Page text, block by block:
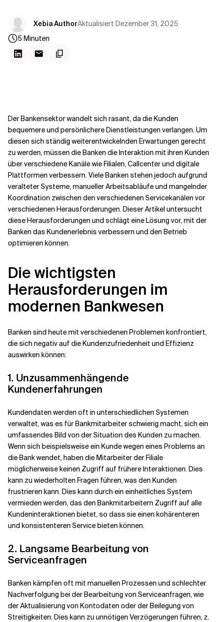
Verwandte Themen
Xebia AuthorAktualisiert Dezember 31, 2025
5 Minuten
Der Bankensektor wandelt sich rasant, da die Kunden
bequemere und persönlichere Dienstleistungen verlangen. Um
diesen sich ständig weiterentwickelnden Erwartungen gerecht
zu werden, müssen die Banken die Interaktion mit ihren Kunden
über verschiedene Kanäle wie Filialen, Callcenter und digitale
Plattformen verbessern. Viele Banken stehen jedoch aufgrund
veralteter Systeme, manueller Arbeitsabläufe und mangelnder
Koordination zwischen den verschiedenen Servicekanälen vor
verschiedenen Herausforderungen. Dieser Artikel untersucht
diese Herausforderungen und schlägt eine Lösung vor, mit der
Banken das Kundenerlebnis verbessern und den Betrieb
optimieren können.
Die wichtigsten
Herausforderungen im
modernen Bankwesen
Banken sind heute mit verschiedenen Problemen konfrontiert,
die sich negativ auf die Kundenzufriedenheit und Effizienz
auswirken können:
1. Unzusammenhängende
Kundenerfahrungen
Kundendaten werden oft in unterschiedlichen Systemen
verwaltet, was es für Bankmitarbeiter schwierig macht, sich ein
umfassendes Bild von der Situation des Kunden zu machen.
Wenn sich beispielsweise ein Kunde wegen eines Problems an
die Bank wendet, haben die Mitarbeiter der Filiale
möglicherweise keinen Zugriff auf frühere Interaktionen. Dies
kann zu wiederholten Fragen führen, was den Kunden
frustrieren kann. Dies kann durch ein einheitliches System
vermieden werden, das den Bankmitarbeitern Zugriff auf alle
Kundeninteraktionen bietet, so dass sie einen kohärenteren
und konsistenteren Service bieten können.
2. Langsame Bearbeitung von
Serviceanfragen
Banken kämpfen oft mit manuellen Prozessen und schlechter
Nachverfolgung bei der Bearbeitung von Serviceanfragen, wie
der Aktualisierung von Kontodaten oder der Beilegung von
Streitigkeiten. Dies kann zu unnötigen Verzögerungen führen, z.